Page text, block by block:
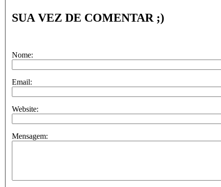
SUA VEZ DE COMENTAR ;)
Nome:
Email:
Website:
Mensagem: